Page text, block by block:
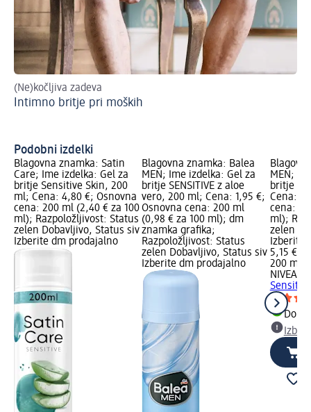
(Ne)kočljiva zadeva
Intimno britje pri moških
Podobni izdelki
Blagovna znamka: Satin
Care; Ime izdelka: Gel za
britje Sensitive Skin, 200
ml; Cena: 4,80 €; Osnovna
cena: 200 ml (2,40 € za 100
ml); Razpoložljivost: Status
zelen Dobavljivo, Status siv
Izberite dm prodajalno
Blagovna znamka: Balea
MEN; Ime izdelka: Gel za
britje SENSITIVE z aloe
vero, 200 ml; Cena: 1,95 €;
Osnovna cena: 200 ml
(0,98 € za 100 ml); dm
znamka grafika;
Razpoložljivost: Status
zelen Dobavljivo, Status siv
Izberite dm prodajalno
MEN;
britje
Cena:
cena:
ml);
zelen
Izberite
5,15 €
200 ml
NIVEA